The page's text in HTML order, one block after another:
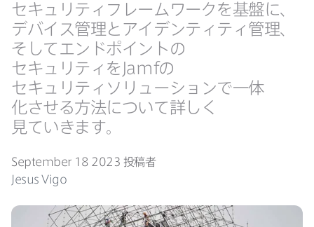
セキュリティフレームワークを​基盤に、​
デバイス管理と​アイデンティティ管理、​
そして​エンドポイントの​
セキュリティを Jamfの​
セキュリティソリューションで​一体​
化させる​方​法に​ついて​詳しく​
見ていきます。
September 18 2023 投稿者
Jesus Vigo